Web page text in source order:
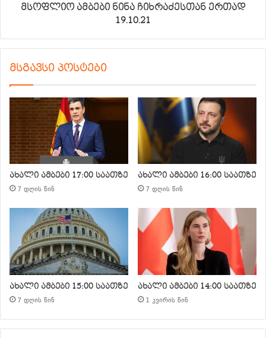
მსოფლიო ამბები ნინა ჩიხრაძესთან ერთად
19.10.21
მსგავსი პოსტები
ახალი ამბები 17:00 საათზე
7 დღის წინ
ახალი ამბები 16:00 საათზე
7 დღის წინ
ახალი ამბები 15:00 საათზე
7 დღის წინ
ახალი ამბები 14:00 საათზე
1 კვირის წინ